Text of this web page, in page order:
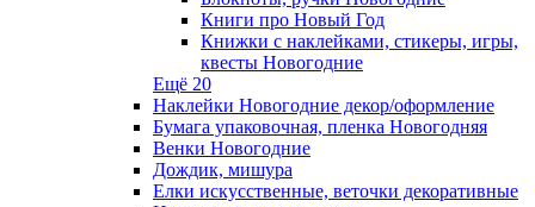
Книги про Новый Год
Книжки с наклейками, стикеры, игры,
квесты Новогодние
Ещё 20
Наклейки Новогодние декор/оформление
Бумага упаковочная, пленка Новогодняя
Венки Новогодние
Дождик, мишура
Елки искусственные, веточки декоративные